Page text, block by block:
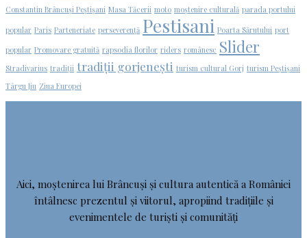
Constantin Brâncuși Peștișani Masa Tăcerii moto moștenire culturală parada portului
popular Paris Parteneriate perseverență Pestisani Poarta Sărutului port
popular Promovare gratuită rapsodia florilor riders românesc Slider
Stradivarius tradiții tradiții gorjenești turism cultural Gorj turism Peștișani
Târgu Jiu Ziua Europei
Aici, moștenirea lui Brâncuși și cultura autentică a României
întâlnesc prezentul și viitorul, apropiind tradițiile și
evenimentele de turiști și comunități